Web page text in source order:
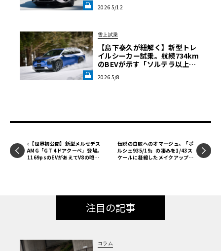
太郎のツベコベイワセテ その
2026 5/12
雪上試乗
【島下泰久が紐解く】新型トレ
イルシーカー試乗。航続734km
のBEVが示す「ソルテラ以上の
AB》
2026 5/8
【世界初公開】新型メルセデス
AMG「GT 4ドアクーペ」登場。
1169psのEVがあえてV8の咆哮
伝説の白鯨へのオマージュ。「ポ
ルシェ935/19」の凄みを1/43ス
ケールに凝縮したメイクアップの
注目の記事
コラム